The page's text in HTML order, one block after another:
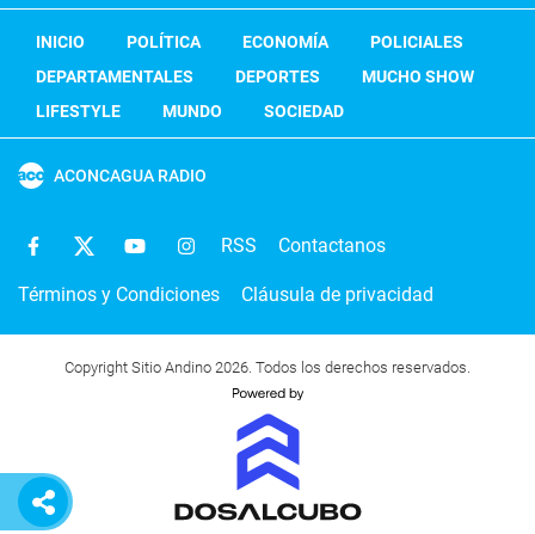
INICIO POLÍTICA ECONOMÍA
POLICIALES
DEPARTAMENTALES
DEPORTES
MUCHO SHOW
LIFESTYLE
MUNDO SOCIEDAD
ACONCAGUA RADIO
RSS Contactanos
Términos y Condiciones Cláusula de privacidad
Copyright Sitio Andino 2026. Todos los derechos reservados.